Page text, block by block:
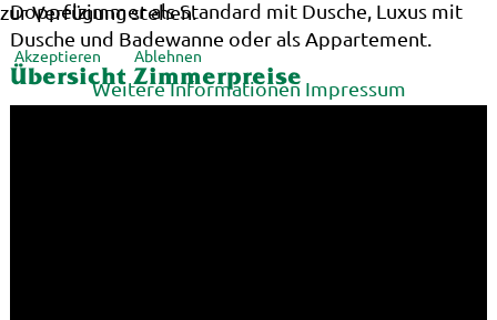
Doppelzimmer als Standard mit Dusche, Luxus mit
Dusche und Badewanne oder als Appartement.
Übersicht Zimmerpreise
zur Verfügung stehen.
Akzeptieren Ablehnen
Weitere Informationen Impressum